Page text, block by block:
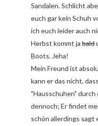
Sandalen. Schlicht
euch gar kein Schuh
ich euch leider auch
Herbst kommt ja bald
Boots. Jeha!
Mein Freund ist
kann er das nicht,
"Hausschuhen"
dennoch; Er findet
schön allerdings sagt